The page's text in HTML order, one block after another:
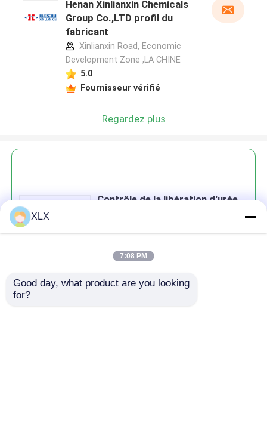
Henan Xinlianxin Chemicals
Group Co.,LTD profil du
fabricant
Xinlianxin Road, Economic
Development Zone ,LA CHINE
5.0
Fournisseur vérifié
Regardez plus
Contrôle de la libération d'urée
Continuer
XLX
7:08 PM
Good day, what product are you looking
for?